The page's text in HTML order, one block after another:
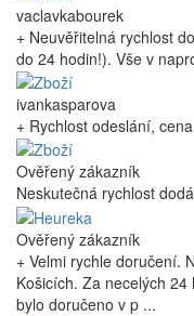
vaclavkabourek
+ Neuvěřitelná rychlost
do 24 hodin!). Vše v
ivankasparova
+ Rychlost odeslání, cena
Ověřený zákazník
Neskutečná rychlost
Ověřený zákazník
+ Velmi rychle doručení.
Košicích. Za necelých
bylo doručeno v p ...